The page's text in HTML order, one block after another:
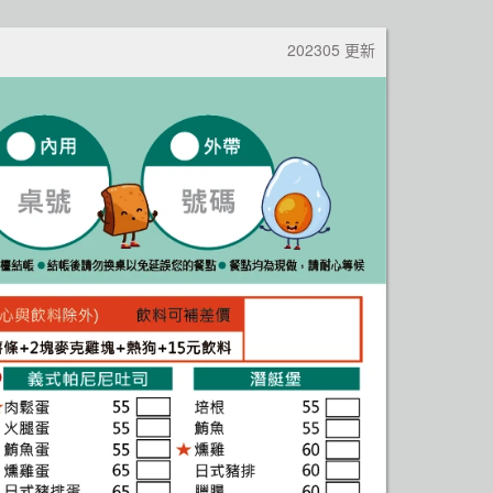
202305 更新